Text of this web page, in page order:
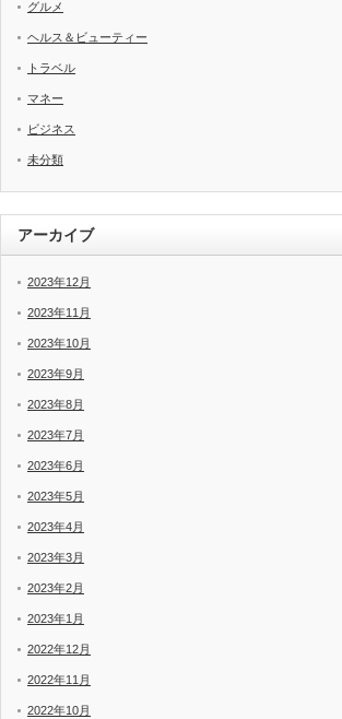
グルメ
ヘルス＆ビューティー
トラベル
マネー
ビジネス
未分類
アーカイブ
2023年12月
2023年11月
2023年10月
2023年9月
2023年8月
2023年7月
2023年6月
2023年5月
2023年4月
2023年3月
2023年2月
2023年1月
2022年12月
2022年11月
2022年10月